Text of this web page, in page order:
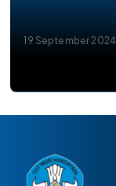
19 September 2024